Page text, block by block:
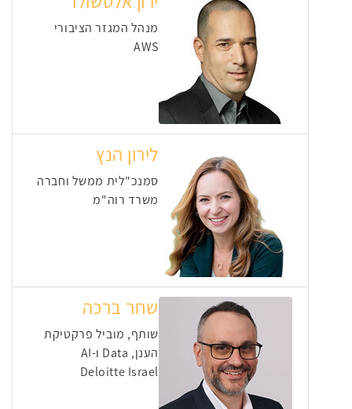
מנהל המגזר הציבורי
AWS
לירון הנץ
סמנכ"לית ממשל וחברה
משרד רוה"מ
שחר ברכה
שותף, מוביל פרקטיקת
הענן, Data ו-AI
Deloitte Israel